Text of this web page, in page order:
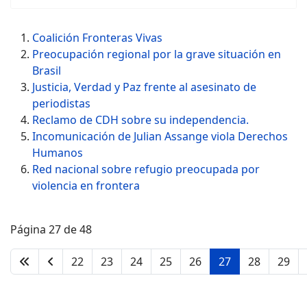
Coalición Fronteras Vivas
Preocupación regional por la grave situación en
Brasil
Justicia, Verdad y Paz frente al asesinato de
periodistas
Reclamo de CDH sobre su independencia.
Incomunicación de Julian Assange viola Derechos
Humanos
Red nacional sobre refugio preocupada por
violencia en frontera
Página 27 de 48
22 23 24 25 26 27 28 29